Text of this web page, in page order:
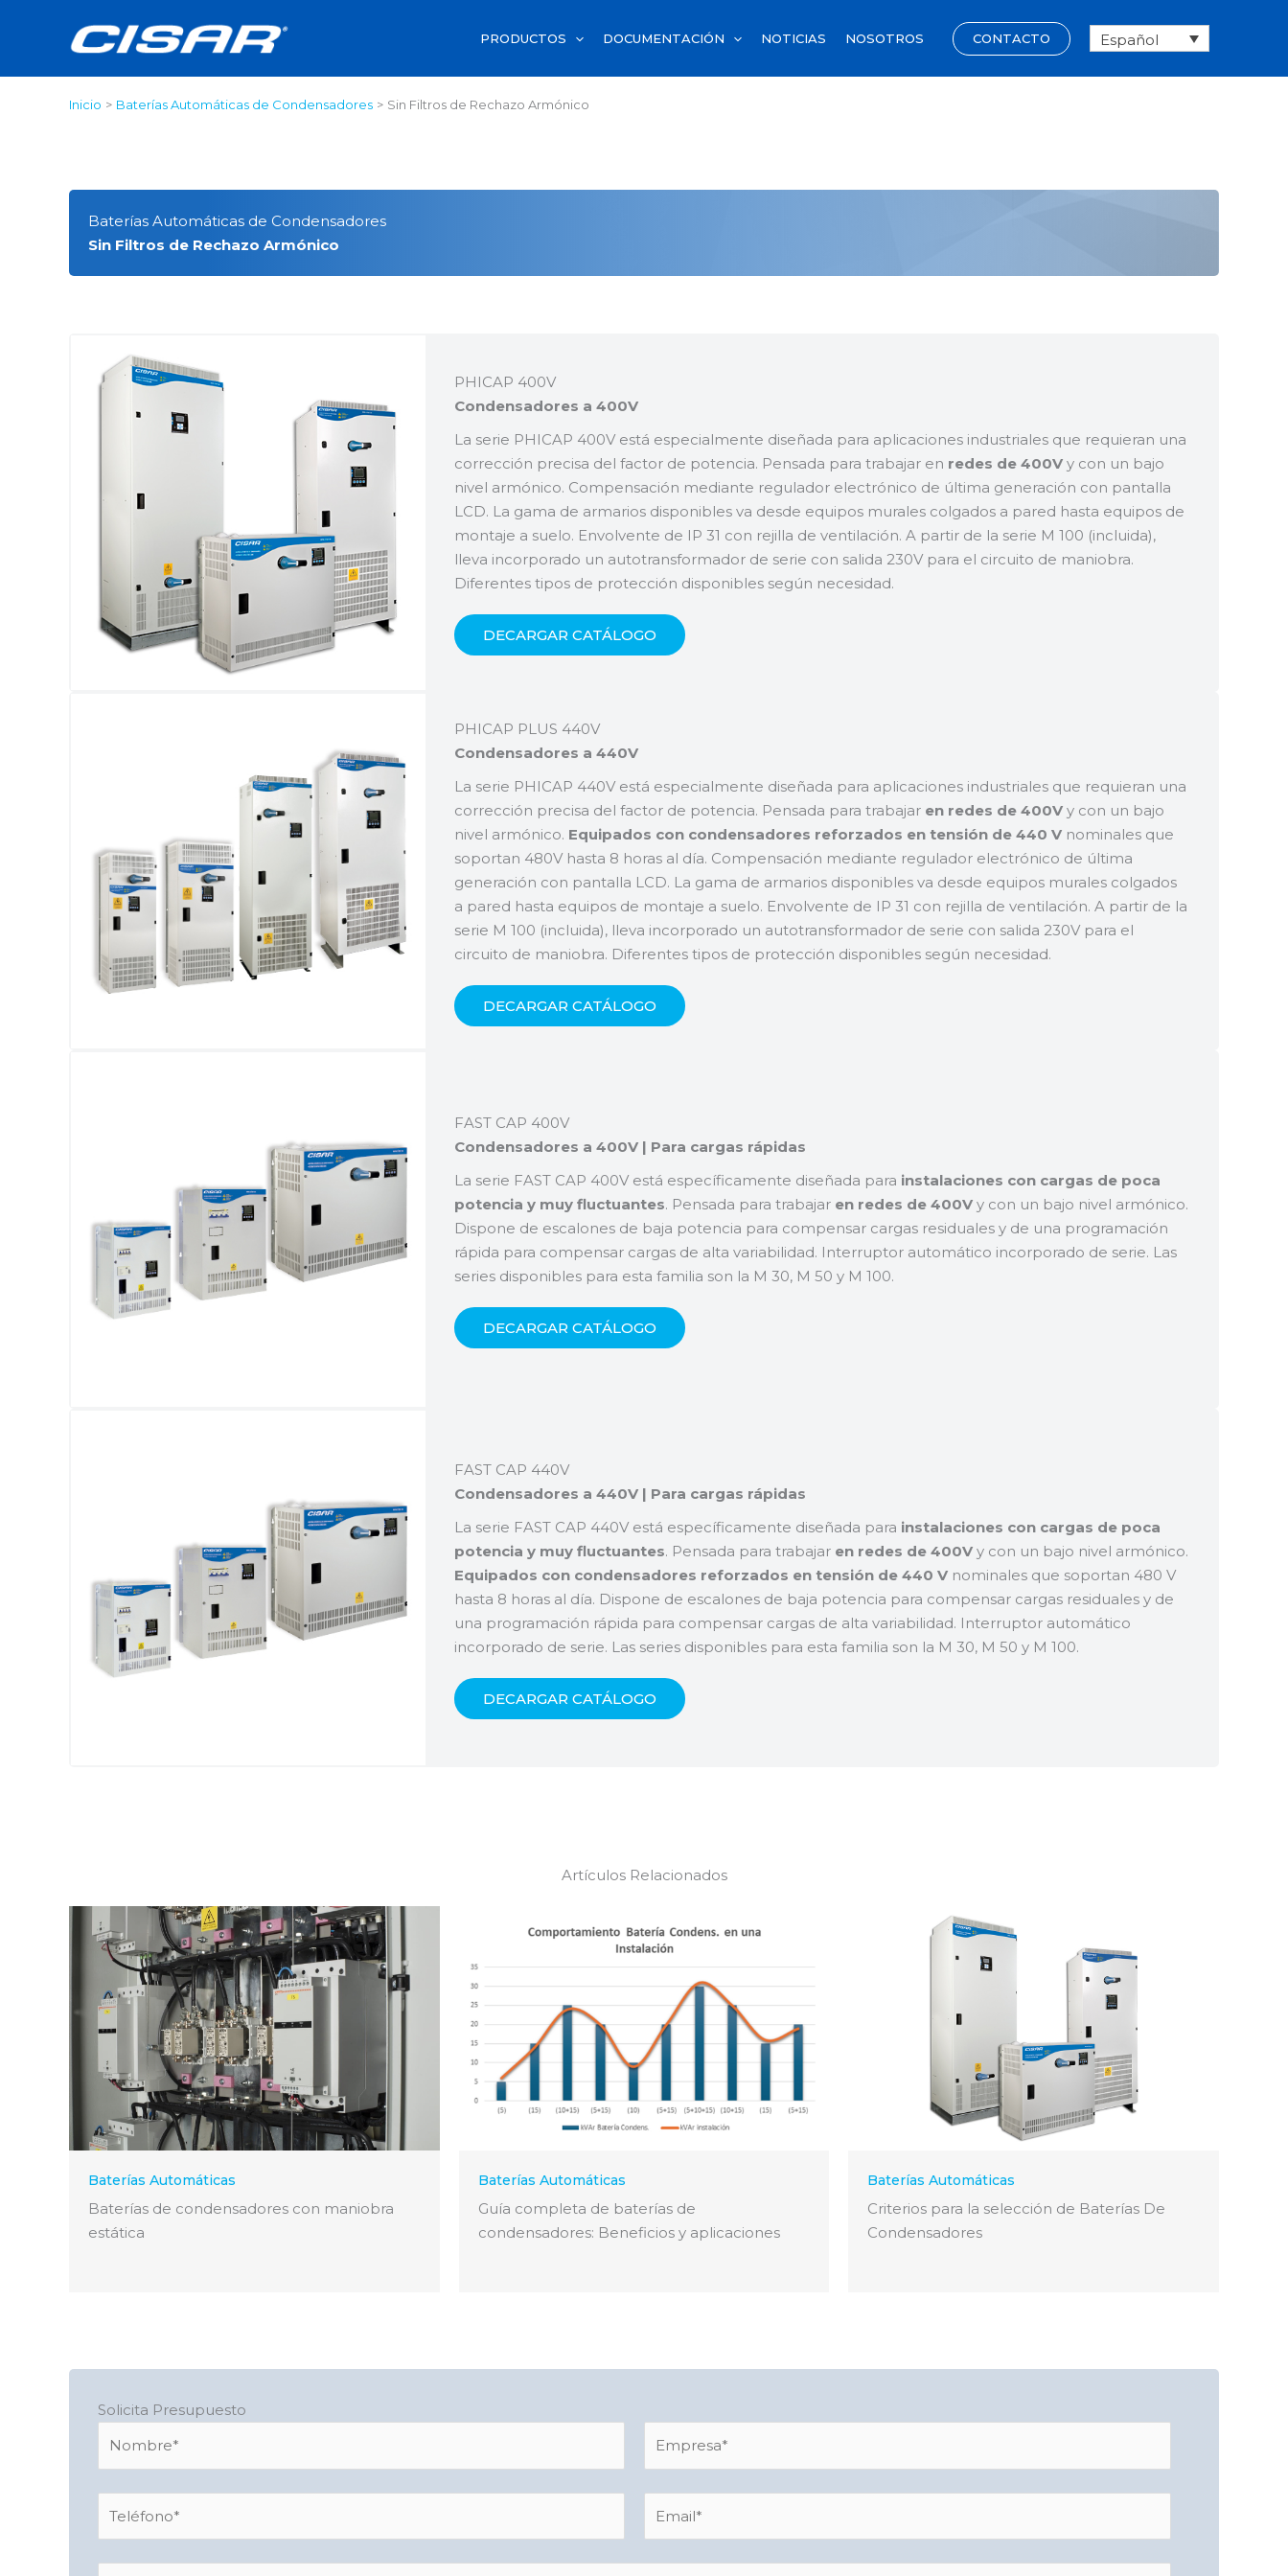
PRODUCTOS DOCUMENTACIÓN NOTICIAS NOSOTROS CONTACTO Español
Inicio Baterías Automáticas de Condensadores Sin Filtros de Rechazo Armónico
Baterías Automáticas de Condensadores
Sin Filtros de Rechazo Armónico
PHICAP 400V
Condensadores a 400V
La serie PHICAP 400V está especialmente diseñada para aplicaciones industriales que requieran una
corrección precisa del factor de potencia. Pensada para trabajar en redes de 400V y con un bajo
nivel armónico. Compensación mediante regulador electrónico de última generación con pantalla
LCD. La gama de armarios disponibles va desde equipos murales colgados a pared hasta equipos de
montaje a suelo. Envolvente de IP 31 con rejilla de ventilación. A partir de la serie M 100 (incluida),
lleva incorporado un autotransformador de serie con salida 230V para el circuito de maniobra.
Diferentes tipos de protección disponibles según necesidad.
DECARGAR CATÁLOGO
PHICAP PLUS 440V
Condensadores a 440V
La serie PHICAP 440V está especialmente diseñada para aplicaciones industriales que requieran una
corrección precisa del factor de potencia. Pensada para trabajar en redes de 400V y con un bajo
nivel armónico. Equipados con condensadores reforzados en tensión de 440 V nominales que
soportan 480V hasta 8 horas al día. Compensación mediante regulador electrónico de última
generación con pantalla LCD. La gama de armarios disponibles va desde equipos murales colgados
a pared hasta equipos de montaje a suelo. Envolvente de IP 31 con rejilla de ventilación. A partir de la
serie M 100 (incluida), lleva incorporado un autotransformador de serie con salida 230V para el
circuito de maniobra. Diferentes tipos de protección disponibles según necesidad.
DECARGAR CATÁLOGO
FAST CAP 400V
Condensadores a 400V | Para cargas rápidas
La serie FAST CAP 400V está específicamente diseñada para instalaciones con cargas de poca
potencia y muy fluctuantes. Pensada para trabajar en redes de 400V y con un bajo nivel armónico.
Dispone de escalones de baja potencia para compensar cargas residuales y de una programación
rápida para compensar cargas de alta variabilidad. Interruptor automático incorporado de serie. Las
series disponibles para esta familia son la M 30, M 50 y M 100.
DECARGAR CATÁLOGO
FAST CAP 440V
Condensadores a 440V | Para cargas rápidas
La serie FAST CAP 440V está específicamente diseñada para instalaciones con cargas de poca
potencia y muy fluctuantes. Pensada para trabajar en redes de 400V y con un bajo nivel armónico.
Equipados con condensadores reforzados en tensión de 440 V nominales que soportan 480 V
hasta 8 horas al día. Dispone de escalones de baja potencia para compensar cargas residuales y de
una programación rápida para compensar cargas de alta variabilidad. Interruptor automático
incorporado de serie. Las series disponibles para esta familia son la M 30, M 50 y M 100.
DECARGAR CATÁLOGO
Artículos Relacionados
Baterías Automáticas
Baterías de condensadores con maniobra
estática
Baterías Automáticas
Guía completa de baterías de
condensadores: Beneficios y aplicaciones
Baterías Automáticas
Criterios para la selección de Baterías De
Condensadores
Solicita Presupuesto